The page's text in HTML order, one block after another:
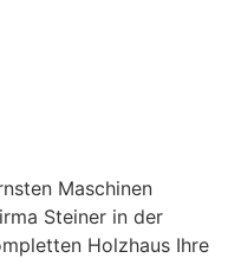
Maschinen
Steiner in der
Holzhaus Ihre